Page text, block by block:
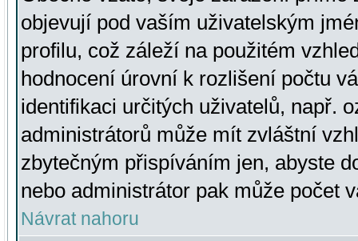
objevují pod vaším uživatelským
profilu, což záleží na použitém
hodnocení úrovní k rozlišení počtu
identifikaci určitých uživatelů, např.
administrátorů může mít zvláštní
zbytečným přispíváním jen, abyste
nebo administrátor pak může počet
Návrat nahoru